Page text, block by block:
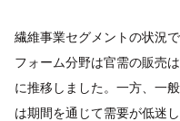
繊維事業セグメントの状況
フォーム分野は官需の販売
に推移しました。一方、一
は期間を通じて需要が低迷